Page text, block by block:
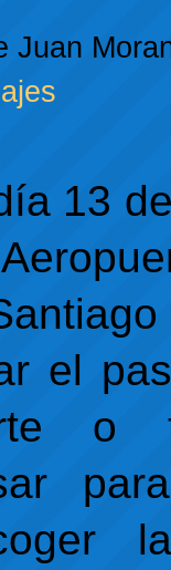
Juan
13
el
o